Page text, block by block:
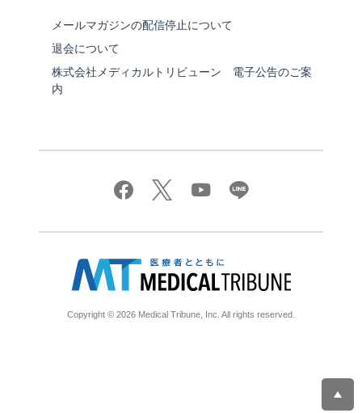
メールマガジンの配信停止について
退会について
株式会社メディカルトリビューン 電子公告のご案
内
Copyright © 2026 Medical Tribune, Inc. All rights reserved.